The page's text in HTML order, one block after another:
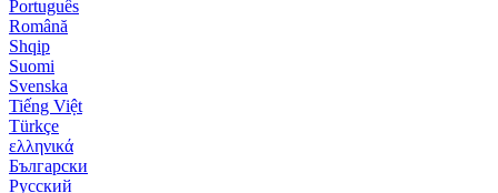
Português
Română
Shqip
Suomi
Svenska
Tiếng Việt
Türkçe
ελληνικά
Български
Русский